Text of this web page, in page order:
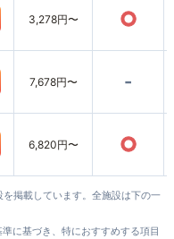
3,278円〜 ○
7,678円〜 -
6,820円〜 ○
掲載しています。全施設は下の一
に基づき、特におすすめする項目